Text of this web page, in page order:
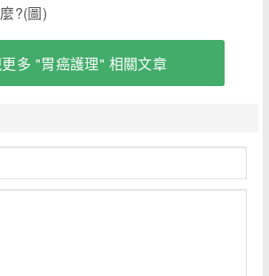
?(圖)
多 "胃癌護理" 相關文章